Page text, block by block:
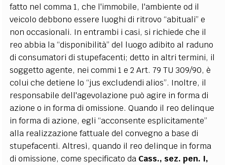
fatto nel comma 1, che l'immobile, l'ambiente od il
veicolo debbono essere luoghi di ritrovo “abituali” e
non occasionali. In entrambi i casi, si richiede che il
reo abbia la “disponibilità” del luogo adibito al raduno
di consumatori di stupefacenti; detto in altri termini, il
soggetto agente, nei commi 1 e 2 Art. 79 TU 309/90, è
colui che detiene lo “jus excludendi alios”. Inoltre, il
responsabile dell'agevolazione può agire in forma di
azione o in forma di omissione. Quando il reo delinque
in forma di azione, egli “acconsente esplicitamente”
alla realizzazione fattuale del convegno a base di
stupefacenti. Altresì, quando il reo delinque in forma
di omissione, come specificato da Cass., sez. pen. I,